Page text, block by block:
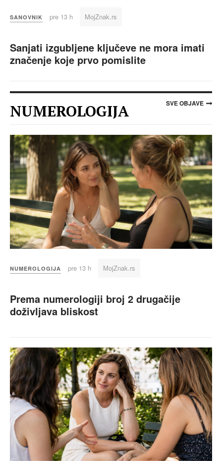
SANOVNIK pre 13 h MojZnak.rs
Sanjati izgubljene ključeve ne mora imati
značenje koje prvo pomislite
NUMEROLOGIJA SVE OBJAVE
NUMEROLOGIJA pre 13 h MojZnak.rs
Prema numerologiji broj 2 drugačije
doživljava bliskost